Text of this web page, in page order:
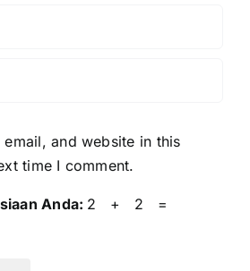
email, and website in this
time I comment.
Anda: 2 + 2 =